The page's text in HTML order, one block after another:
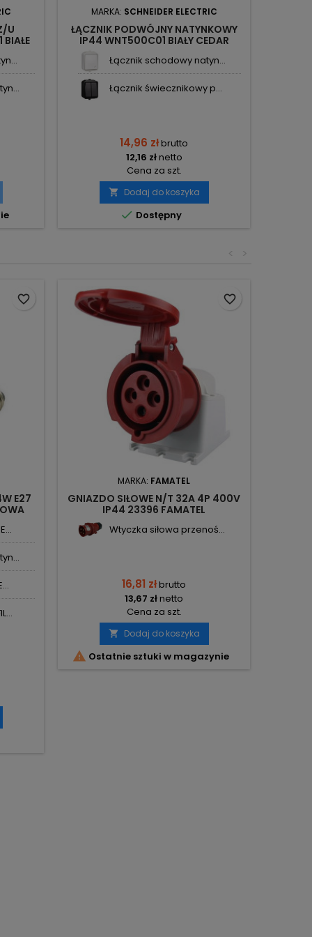
U
MARKA: SCHNEIDER ELECTRIC
ŁĄCZNIK PODWÓJNY NATYNKOWY
IP44 WNT500C01 BIAŁY CEDAR
Łącznik schodowy natyn...
Łącznik świecznikowy p...
14,96 złbrutto
12,16 złnetto
Cena za szt.
 Dodaj do koszyka
 Dostępny
>
<
E27
favorite_border
MARKA: FAMATEL
GNIAZDO SIŁOWE N/T 32A 4P 400V
IP44 23396 FAMATEL
Wtyczka siłowa przenoś...
16,81 złbrutto
13,67 złnetto
Cena za szt.
 Dodaj do koszyka
 Ostatnie sztuki w magazynie
favorite_border